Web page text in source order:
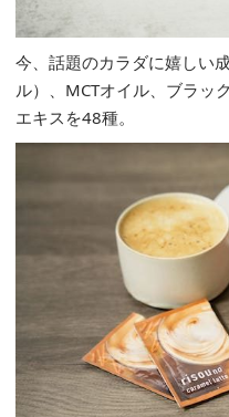
今、話題のカラダに嬉しい
ル）、MCTオイル、ブラッ
エキスを48種。